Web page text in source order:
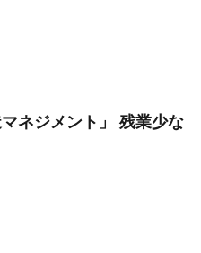
ネジメント」 残業少な